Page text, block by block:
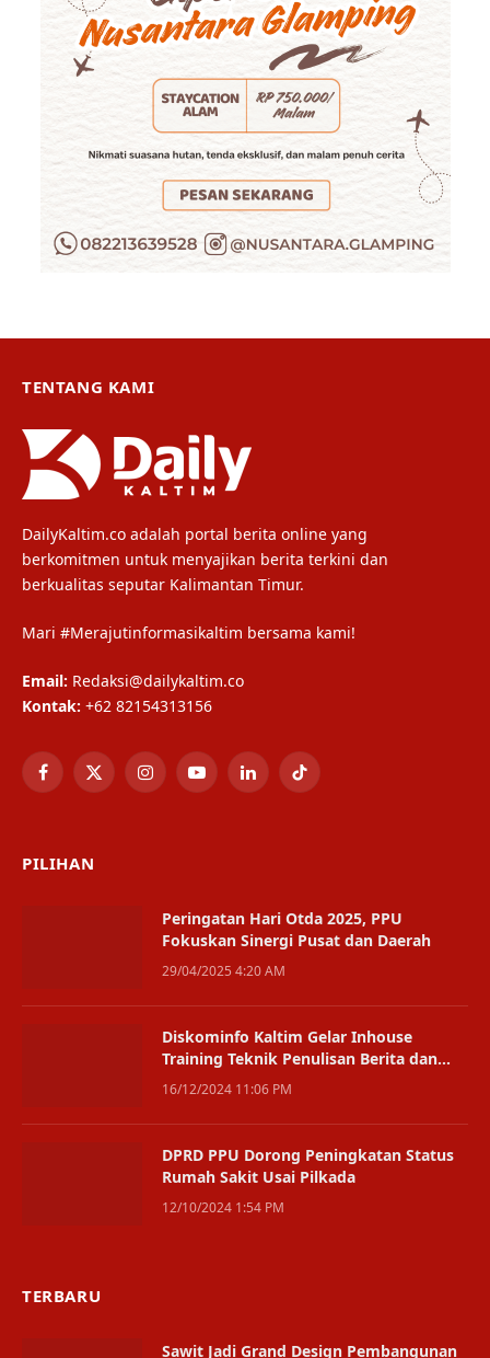
TENTANG KAMI
DailyKaltim.co adalah portal berita online yang
berkomitmen untuk menyajikan berita terkini dan
berkualitas seputar Kalimantan Timur.
Mari #Merajutinformasikaltim bersama kami!
Email: Redaksi@dailykaltim.co
Kontak: +62 82154313156
Facebook
X
InstagramYouTubeLinkedInTikTok
PILIHAN
Peringatan Hari Otda 2025, PPU
Fokuskan Sinergi Pusat dan Daerah
29/04/2025 4:20 AM
Diskominfo Kaltim Gelar Inhouse
Training Teknik Penulisan Berita dan
Feature
16/12/2024 11:06 PM
DPRD PPU Dorong Peningkatan Status
Rumah Sakit Usai Pilkada
12/10/2024 1:54 PM
TERBARU
Sawit Jadi Grand Design Pembangunan